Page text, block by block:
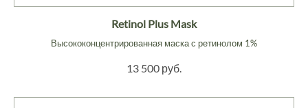
Retinol Plus Mask
Высококонцентрированная маска с ретинолом 1%
13 500 руб.